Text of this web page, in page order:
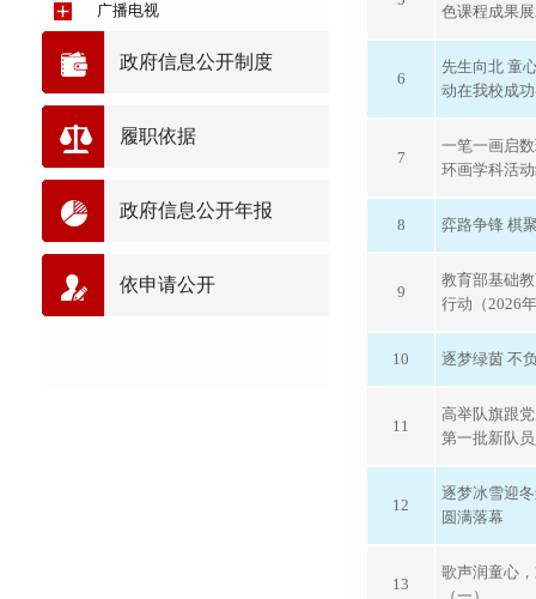
色课程成果
6
先生向北 童
动在我校成
7
一笔一画启
环画学科活
8 弈路争锋 棋
9
教育部基础
行动（2026
10 逐梦绿茵 不
11
高举队旗跟
第一批新队
12
逐梦冰雪迎
圆满落幕
13
歌声润童心
广播电视
体育政府信息公开制度
履职依据
政府信息公开年报
依申请公开